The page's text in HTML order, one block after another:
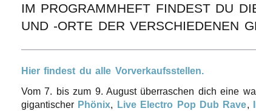
IM PROGRAMM­HEFT FINDEST DU
UND ‑ORTE DER VERSCHIE­DE­NEN
Hier findest du alle Vorverkaufsstellen.
Vom 7. bis zum 9. August über­ra­schen dich eine
gigan­ti­scher Phönix, Live Elec­t­ro Pop Dub Rave,